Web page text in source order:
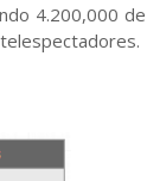
4.200,000 de